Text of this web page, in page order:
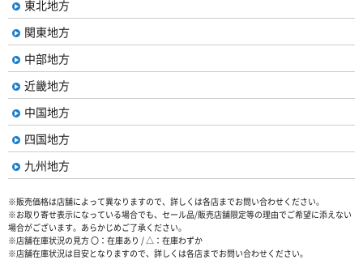
東北地方
関東地方
中部地方
近畿地方
中国地方
四国地方
九州地方
※販売価格は店舗によって異なりますので、詳しくは各店までお問い合わせください。
※お取り寄せ表示になっている場合でも、セール品/販売店舗限定等の理由でご希望に添えない
場合がございます。あらかじめご了承ください。
※店舗在庫状況の見方 〇：在庫あり / △：在庫わずか
※店舗在庫状況は目安となりますので、詳しくは各店までお問い合わせください。